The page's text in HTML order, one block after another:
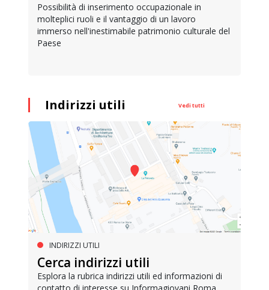
Possibilità di inserimento occupazionale in
molteplici ruoli e il vantaggio di un lavoro
immerso nell'inestimabile patrimonio culturale del
Paese
Indirizzi utili Vedi tutti
INDIRIZZI UTILI
Cerca indirizzi utili
Esplora la rubrica indirizzi utili ed informazioni di